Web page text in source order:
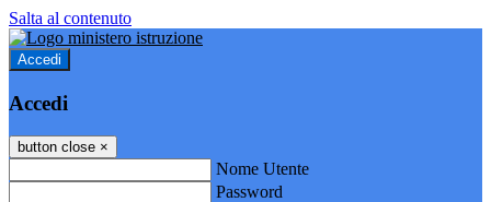
Salta al contenuto
Accedi
Accedi
button close ×
Nome Utente
Password